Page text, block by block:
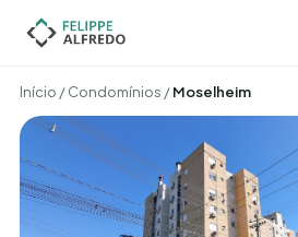
Início /Condomínios /Moselheim